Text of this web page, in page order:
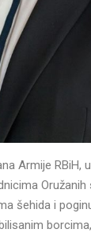
Armije RBiH,
Oružanih
šehida i